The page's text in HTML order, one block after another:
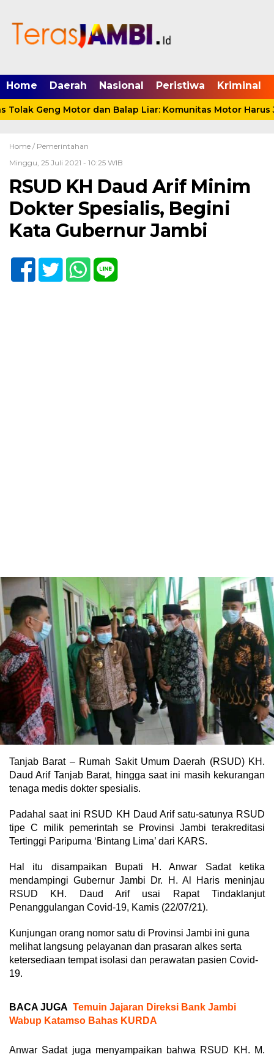
Home Daerah Nasional Peristiwa Kriminal
Geng Motor dan Balap Liar: Komunitas Motor Harus
Home / Pemerintahan
Minggu, 25 Juli 2021 - 10:25 WIB
RSUD KH Daud Arif Minim
Dokter Spesialis, Begini
Kata Gubernur Jambi
Tanjab Barat – Rumah Sakit Umum Daerah (RSUD) KH.
Daud Arif Tanjab Barat, hingga saat ini masih kekurangan
tenaga medis dokter spesialis.
Padahal saat ini RSUD KH Daud Arif satu-satunya RSUD
tipe C milik pemerintah se Provinsi Jambi terakreditasi
Tertinggi Paripurna ‘Bintang Lima’ dari KARS.
Hal itu disampaikan Bupati H. Anwar Sadat ketika
mendampingi Gubernur Jambi Dr. H. Al Haris meninjau
RSUD KH. Daud Arif usai Rapat Tindaklanjut
Penanggulangan Covid-19, Kamis (22/07/21).
Kunjungan orang nomor satu di Provinsi Jambi ini guna
melihat langsung pelayanan dan prasaran alkes serta
ketersediaan tempat isolasi dan perawatan pasien Covid-
19.
BACA JUGA Temuin Jajaran Direksi Bank Jambi
Wabup Katamso Bahas KURDA
Anwar Sadat juga menyampaikan bahwa RSUD KH. M.